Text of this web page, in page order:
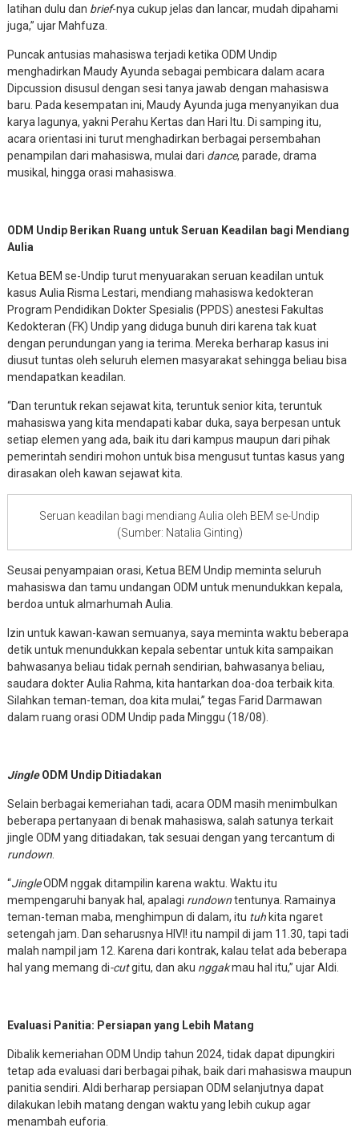
latihan dulu dan brief-nya cukup jelas dan lancar, mudah dipahami
juga,” ujar Mahfuza.
Puncak antusias mahasiswa terjadi ketika ODM Undip
menghadirkan Maudy Ayunda sebagai pembicara dalam acara
Dipcussion disusul dengan sesi tanya jawab dengan mahasiswa
baru. Pada kesempatan ini, Maudy Ayunda juga menyanyikan dua
karya lagunya, yakni Perahu Kertas dan Hari Itu. Di samping itu,
acara orientasi ini turut menghadirkan berbagai persembahan
penampilan dari mahasiswa, mulai dari dance, parade, drama
musikal, hingga orasi mahasiswa.
ODM Undip Berikan Ruang untuk Seruan Keadilan bagi Mendiang
Aulia
Ketua BEM se-Undip turut menyuarakan seruan keadilan untuk
kasus Aulia Risma Lestari, mendiang mahasiswa kedokteran
Program Pendidikan Dokter Spesialis (PPDS) anestesi Fakultas
Kedokteran (FK) Undip yang diduga bunuh diri karena tak kuat
dengan perundungan yang ia terima. Mereka berharap kasus ini
diusut tuntas oleh seluruh elemen masyarakat sehingga beliau bisa
mendapatkan keadilan.
“Dan teruntuk rekan sejawat kita, teruntuk senior kita, teruntuk
mahasiswa yang kita mendapati kabar duka, saya berpesan untuk
setiap elemen yang ada, baik itu dari kampus maupun dari pihak
pemerintah sendiri mohon untuk bisa mengusut tuntas kasus yang
dirasakan oleh kawan sejawat kita.
Seruan keadilan bagi mendiang Aulia oleh BEM se-Undip
(Sumber: Natalia Ginting)
Seusai penyampaian orasi, Ketua BEM Undip meminta seluruh
mahasiswa dan tamu undangan ODM untuk menundukkan kepala,
berdoa untuk almarhumah Aulia.
Izin untuk kawan-kawan semuanya, saya meminta waktu beberapa
detik untuk menundukkan kepala sebentar untuk kita sampaikan
bahwasanya beliau tidak pernah sendirian, bahwasanya beliau,
saudara dokter Aulia Rahma, kita hantarkan doa-doa terbaik kita.
Silahkan teman-teman, doa kita mulai,” tegas Farid Darmawan
dalam ruang orasi ODM Undip pada Minggu (18/08).
JingleODM Undip Ditiadakan
Selain berbagai kemeriahan tadi, acara ODM masih menimbulkan
beberapa pertanyaan di benak mahasiswa, salah satunya terkait
jingle ODM yang ditiadakan, tak sesuai dengan yang tercantum di
rundown.
“JingleODM nggak ditampilin karena waktu. Waktu itu
mempengaruhi banyak hal, apalagi rundowntentunya. Ramainya
teman-teman maba, menghimpun di dalam, itu tuhkita ngaret
setengah jam. Dan seharusnya HIVI! itu nampil di jam 11.30, tapi tadi
malah nampil jam 12. Karena dari kontrak, kalau telat ada beberapa
hal yang memang di-cutgitu, dan aku nggakmau hal itu,” ujar Aldi.
Evaluasi Panitia: Persiapan yang Lebih Matang
Dibalik kemeriahan ODM Undip tahun 2024, tidak dapat dipungkiri
tetap ada evaluasi dari berbagai pihak, baik dari mahasiswa maupun
panitia sendiri. Aldi berharap persiapan ODM selanjutnya dapat
dilakukan lebih matang dengan waktu yang lebih cukup agar
menambah euforia.